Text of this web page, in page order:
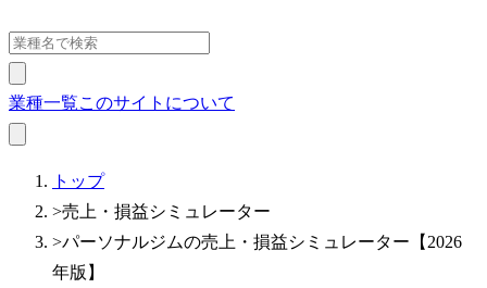
業種一覧このサイトについて
トップ
>売上・損益シミュレーター
>パーソナルジムの売上・損益シミュレーター【2026
年版】